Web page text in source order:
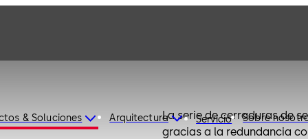
& Soluciones Arquitectura Servicio Sobre
La serie de cerraduras de
gracias a la redundancia